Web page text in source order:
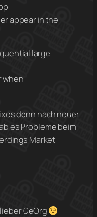
appear in the
large
when
denn nach neuer
es Probleme beim
Market
GeOrg